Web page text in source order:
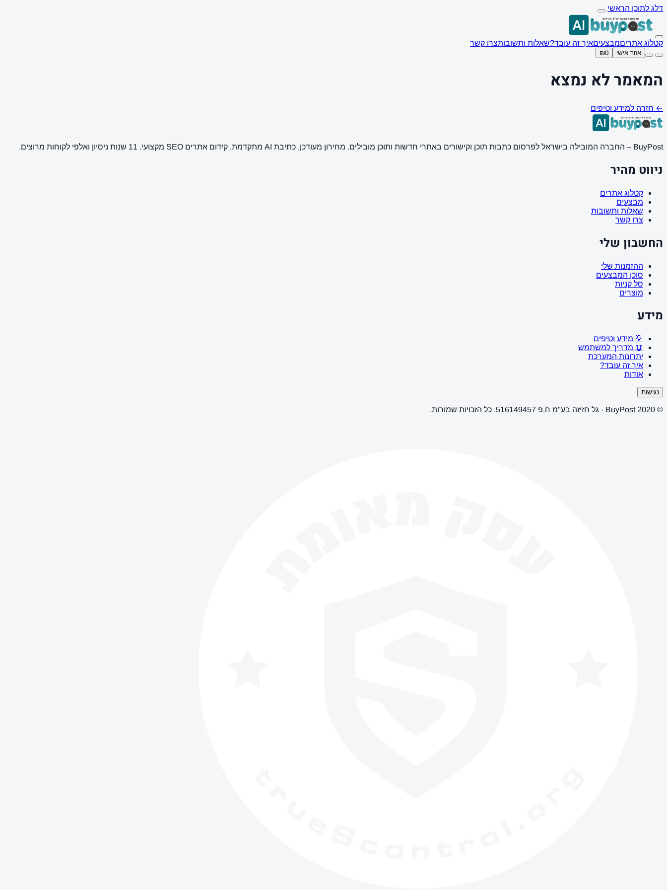
דלג לתוכן הראשי
קטלוג אתריםמבצעיםאיך זה עובד?שאלות ותשובותצרו קשר
אזור אישי ₪0
המאמר לא נמצא
← חזרה למידע וטיפים
BuyPost – החברה המובילה בישראל לפרסום כתבות תוכן וקישורים באתרי חדשות ותוכן מובילים. מחירון מעודכן, כתיבת AI מתקדמת, קידום אתרים SEO מקצועי. 11 שנות ניסיון ואלפי לקוחות מרוצים.
ניווט מהיר
קטלוג אתרים
מבצעים
שאלות ותשובות
צרו קשר
החשבון שלי
ההזמנות שלי
סוכן המבצעים
סל קניות
מוצרים
מידע
💡 מידע וטיפים
📖 מדריך למשתמש
יתרונות המערכת
איך זה עובד?
אודות
נגישות
© 2020 BuyPost · גל חזיזה בע"מ ח.פ 516149457. כל הזכויות שמורות.